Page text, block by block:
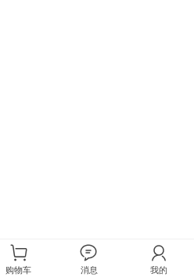
购物车 消息 我的